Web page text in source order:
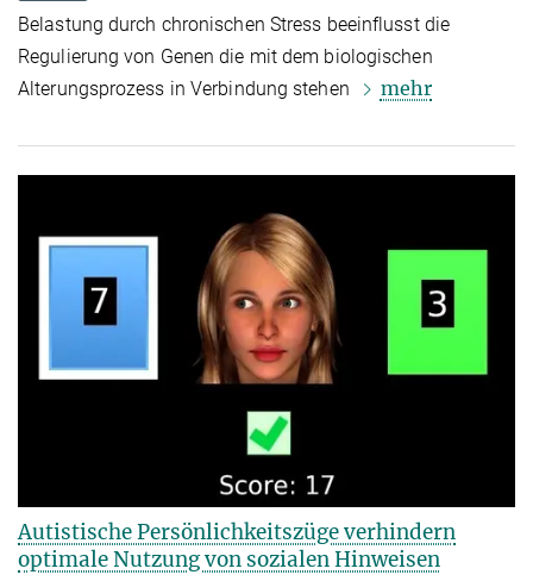
Belastung durch chronischen Stress beeinflusst die
Regulierung von Genen die mit dem biologischen
Alterungsprozess in Verbindung stehen
mehr
Autistische Persönlichkeitszüge verhindern
optimale Nutzung von sozialen Hinweisen